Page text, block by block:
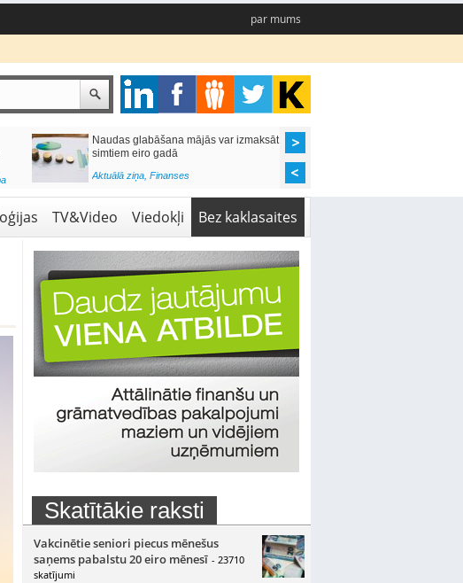
par mums
Naudas glabāšana mājās var izmaksāt
simtiem eiro gadā
Aktuālā ziņa, Finanses
TV&Video Viedokļi Bez kaklasaites
Skatītākie raksti
Vakcinētie seniori piecus mēnešus
saņems pabalstu 20 eiro mēnesī - 23710
skatījumi